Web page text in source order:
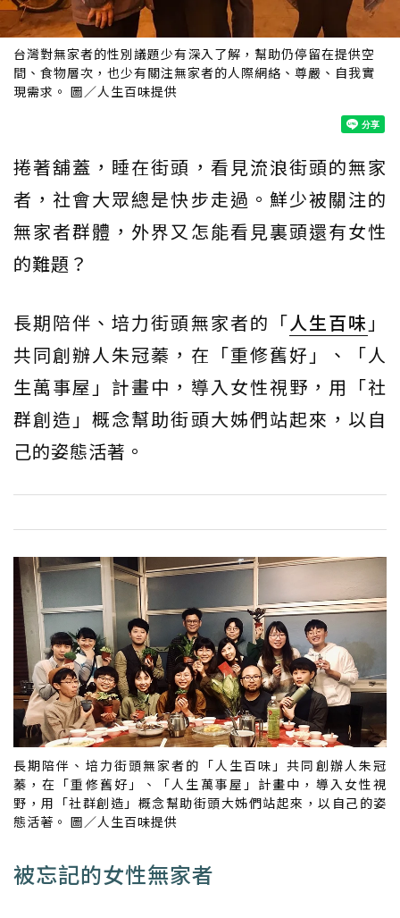
台灣對無家者的性別議題少有深入了解，幫助仍停留在提供空
間、食物層次，也少有關注無家者的人際網絡、尊嚴、自我實
現需求。 圖／人生百味提供
捲著舖蓋，睡在街頭，看見流浪街頭的無家
者，社會大眾總是快步走過。鮮少被關注的
無家者群體，外界又怎能看見裏頭還有女性
的難題？
長期陪伴、培力街頭無家者的「人生百味 」
共同創辦人朱冠蓁，在「重修舊好」、「人
生萬事屋」計畫中，導入女性視野，用「社
群創造」概念幫助街頭大姊們站起來，以自
己的姿態活著。
長期陪伴、培力街頭無家者的「人生百味」共同創辦人朱冠
蓁，在「重修舊好」、「人生萬事屋」計畫中，導入女性視
野，用「社群創造」概念幫助街頭大姊們站起來，以自己的姿
態活著。 圖／人生百味提供
被忘記的女性無家者